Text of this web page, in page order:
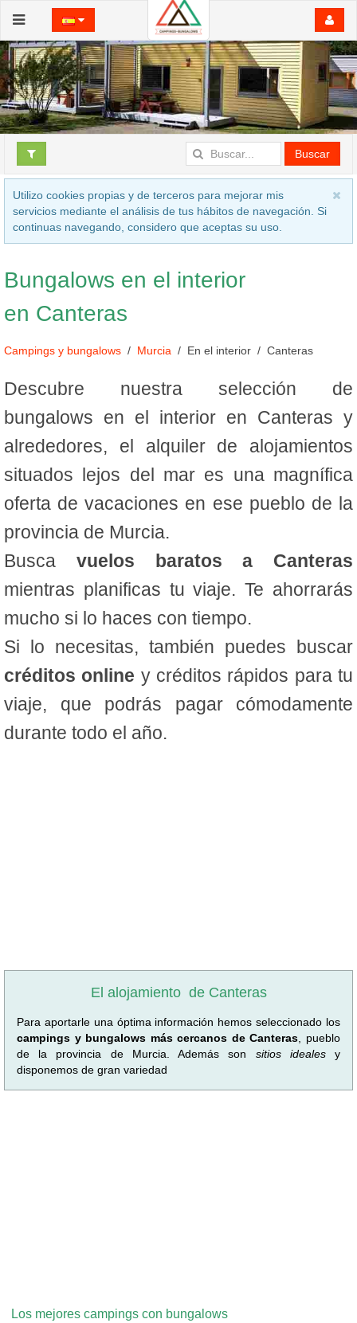
Buscar
Utilizo cookies propias y de terceros para mejorar mis
servicios mediante el análisis de tus hábitos de navegación. Si
continuas navegando, considero que aceptas su uso.
Bungalows en el interior
en Canteras
Campings y bungalows Murcia En el interior Canteras
Descubre nuestra selección de
bungalows en el interior en Canteras y
alrededores, el alquiler de alojamientos
situados lejos del mar es una magnífica
oferta de vacaciones en ese pueblo de la
provincia de Murcia.
Busca vuelos baratos a Canteras
mientras planificas tu viaje. Te ahorrarás
mucho si lo haces con tiempo.
Si lo necesitas, también puedes buscar
créditos online y créditos rápidos para tu
viaje, que podrás pagar cómodamente
durante todo el año.
El alojamiento de Canteras
Para aportarle una óptima información hemos seleccionado los
campings y bungalows más cercanos de Canteras , pueblo
de la provincia de Murcia. Además son sitios idealesy
disponemos de gran variedad
Los mejores campings con bungalows